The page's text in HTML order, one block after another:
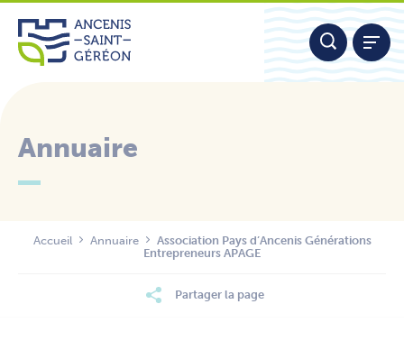
Aller
contenu
Annuaire
Accueil Annuaire
Association Pays d’Ancenis Générations
Entrepreneurs APAGE
Partager la page
Panneau de gestion des cookies